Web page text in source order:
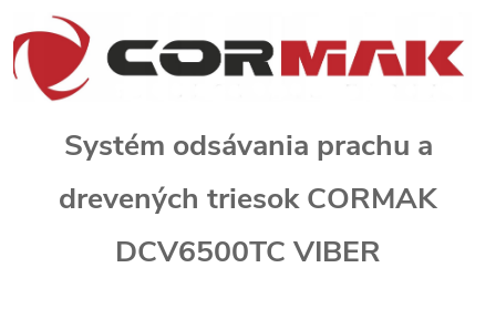
Systém odsávania prachu a
drevených triesok CORMAK
DCV6500TC VIBER